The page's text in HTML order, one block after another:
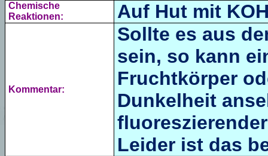
Chemische
Reaktionen:
Auf Hut mit
Kommentar:
Sollte es aus
sein, so kann
Fruchtkörper
Dunkelheit
Leider ist das